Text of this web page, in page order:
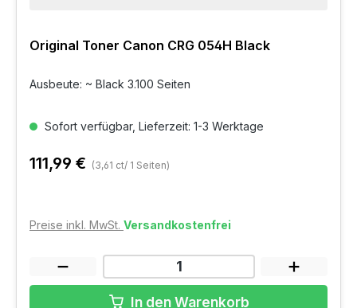
Original Toner Canon CRG 054H Black
Ausbeute: ~ Black 3.100 Seiten
Sofort verfügbar, Lieferzeit: 1-3 Werktage
111,99 € (3,61 ct/ 1 Seiten)
Preise inkl. MwSt. Versandkostenfrei
In den Warenkorb